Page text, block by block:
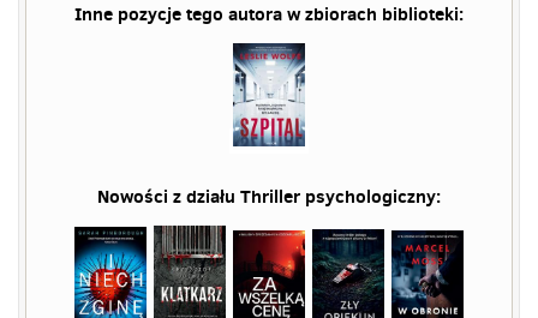
Inne pozycje tego autora w zbiorach biblioteki:
Nowości z działu Thriller psychologiczny: